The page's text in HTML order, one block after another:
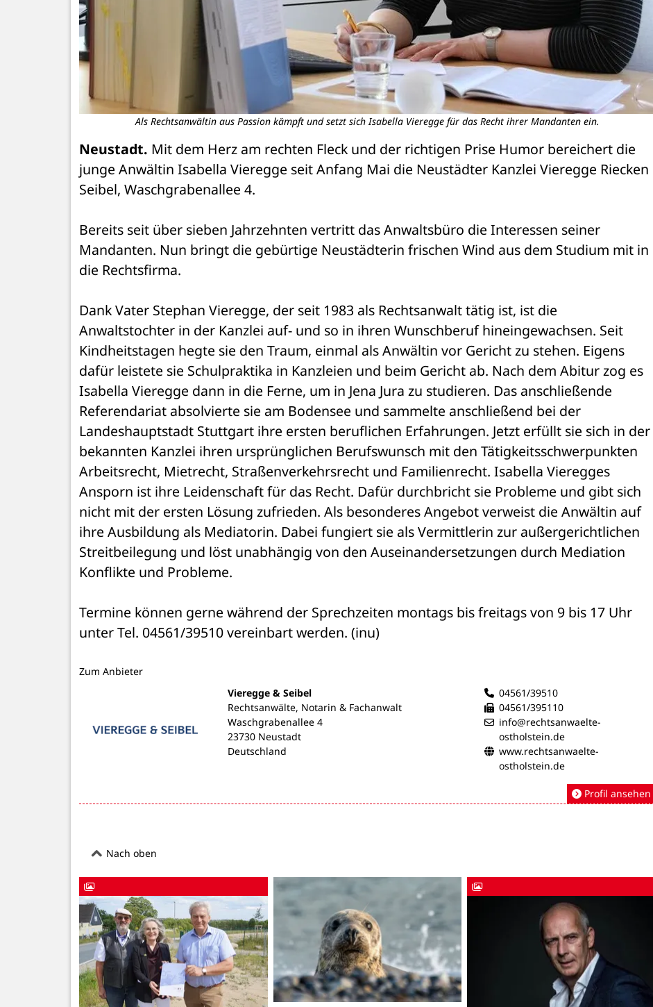
Als Rechtsanwältin aus Passion kämpft und setzt sich Isabella Vieregge für das Recht ihrer Mandanten ein.
Neustadt. Mit dem Herz am rechten Fleck und der richtigen Prise Humor bereichert die
junge Anwältin Isabella Vieregge seit Anfang Mai die Neustädter Kanzlei Vieregge Riecken
Seibel, Waschgrabenallee 4.
Bereits seit über sieben Jahrzehnten vertritt das Anwaltsbüro die Interessen seiner
Mandanten. Nun bringt die gebürtige Neustädterin frischen Wind aus dem Studium mit in
die Rechtsfirma.
Dank Vater Stephan Vieregge, der seit 1983 als Rechtsanwalt tätig ist, ist die
Anwaltstochter in der Kanzlei auf- und so in ihren Wunschberuf hineingewachsen. Seit
Kindheitstagen hegte sie den Traum, einmal als Anwältin vor Gericht zu stehen. Eigens
dafür leistete sie Schulpraktika in Kanzleien und beim Gericht ab. Nach dem Abitur zog es
Isabella Vieregge dann in die Ferne, um in Jena Jura zu studieren. Das anschließende
Referendariat absolvierte sie am Bodensee und sammelte anschließend bei der
Landeshauptstadt Stuttgart ihre ersten beruflichen Erfahrungen. Jetzt erfüllt sie sich in der
bekannten Kanzlei ihren ursprünglichen Berufswunsch mit den Tätigkeitsschwerpunkten
Arbeitsrecht, Mietrecht, Straßenverkehrsrecht und Familienrecht. Isabella Vieregges
Ansporn ist ihre Leidenschaft für das Recht. Dafür durchbricht sie Probleme und gibt sich
nicht mit der ersten Lösung zufrieden. Als besonderes Angebot verweist die Anwältin auf
ihre Ausbildung als Mediatorin. Dabei fungiert sie als Vermittlerin zur außergerichtlichen
Streitbeilegung und löst unabhängig von den Auseinandersetzungen durch Mediation
Konflikte und Probleme.
Termine können gerne während der Sprechzeiten montags bis freitags von 9 bis 17 Uhr
unter Tel. 04561/39510 vereinbart werden. (inu)
Zum Anbieter
Vieregge & Seibel
Rechtsanwälte, Notarin & Fachanwalt
Waschgrabenallee 4
23730 Neustadt
Deutschland
04561/39510
04561/395110
info@rechtsanwaelte-
ostholstein.de
www.rechtsanwaelte-
ostholstein.de
Profil ansehen
Nach oben